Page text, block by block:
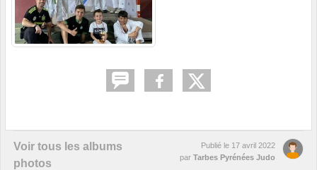
Voir tous les albums
photos
Publié le 17 avril 2022
par Tarbes Pyrénées Judo